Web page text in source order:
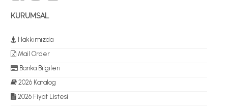
KURUMSAL
Hakkımızda
Mail Order
Banka Bilgileri
2026 Katalog
2026 Fiyat Listesi